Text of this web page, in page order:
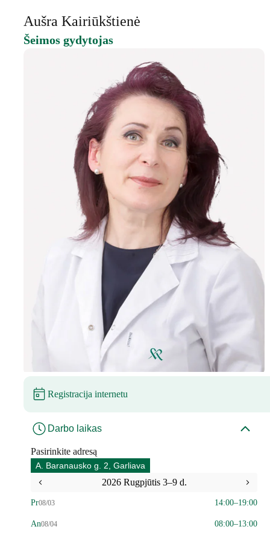
Aušra Kairiūkštienė
Šeimos gydytojas
Registracija internetu
Darbo laikas
Pasirinkite adresą
A. Baranausko g. 2, Garliava
2026 Rugpjūtis 3–9 d.
Pr08/03 14:00–19:00
An08/04 08:00–13:00